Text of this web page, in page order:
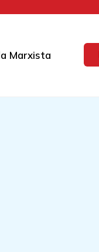
Marxista